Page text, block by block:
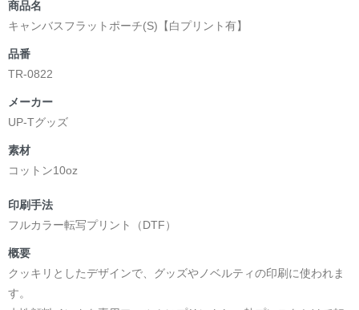
商品名
キャンバスフラットポーチ(S)【白プリント有】
品番
TR-0822
メーカー
UP-Tグッズ
素材
コットン10oz
印刷手法
フルカラー転写プリント（DTF）
概要
クッキリとしたデザインで、グッズやノベルティの印刷に使われま
す。